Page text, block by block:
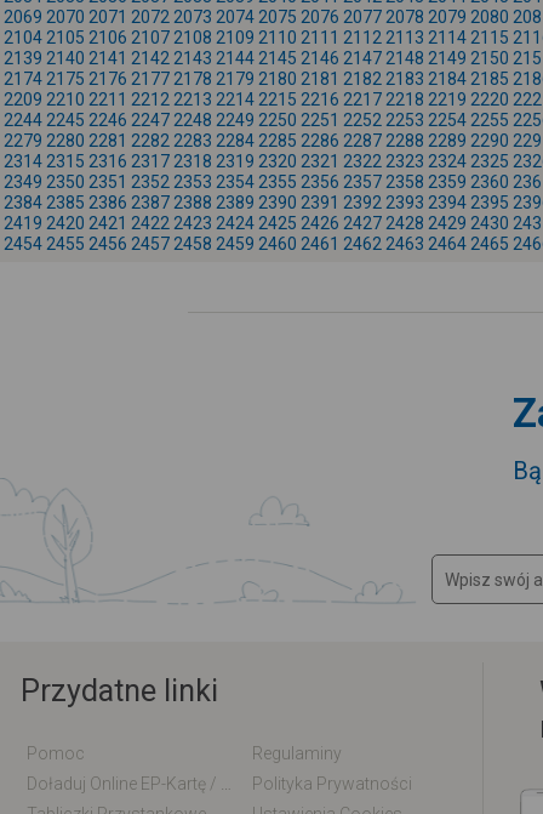
2069 2070 2071 2072 2073 2074 2075 2076 2077 2078 2079 2080
2104 2105 2106 2107 2108 2109 2110 2111 2112 2113 2114 2115
2139 2140 2141 2142 2143 2144 2145 2146 2147 2148 2149 2150
2174 2175 2176 2177 2178 2179 2180 2181 2182 2183 2184 2185
2209 2210 2211 2212 2213 2214 2215 2216 2217 2218 2219 2220
2244 2245 2246 2247 2248 2249 2250 2251 2252 2253 2254 2255
2279 2280 2281 2282 2283 2284 2285 2286 2287 2288 2289 2290
2314 2315 2316 2317 2318 2319 2320 2321 2322 2323 2324 2325
2349 2350 2351 2352 2353 2354 2355 2356 2357 2358 2359 2360
2384 2385 2386 2387 2388 2389 2390 2391 2392 2393 2394 2395
2419 2420 2421 2422 2423 2424 2425 2426 2427 2428 2429 2430
2454 2455 2456 2457 2458 2459 2460 2461 2462 2463 2464 2465
Przydatne linki
Pomoc
Regulaminy
Polityka Prywatności